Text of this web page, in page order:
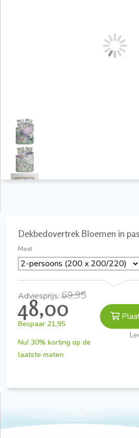
Dekbedovertrek Bloemen in
Maat
Adviesprijs: 69,95
48,00
Bespaar 21,95
Nu! 30% korting op de
laatste maten